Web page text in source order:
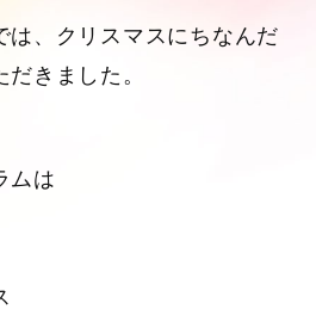
は、クリスマスにちなんだ
きました。
ムは